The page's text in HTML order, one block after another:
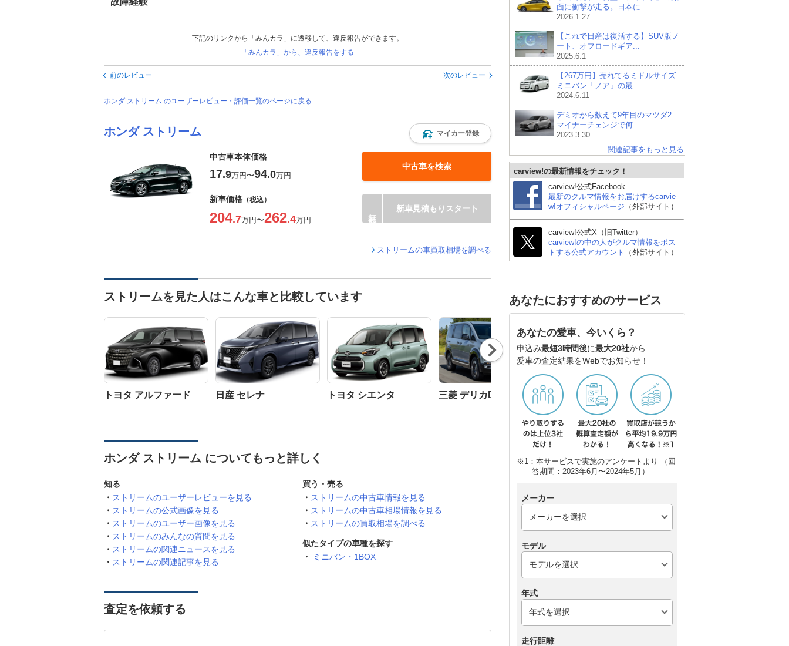
下記のリンクから「みんカラ」に遷移して、違反報告ができます。
「みんカラ」から、違反報告をする
前のレビュー 次のレビュー
ホンダ ストリーム のユーザーレビュー・評価一覧のページに戻る
ホンダ ストリーム マイカー登録
中古車本体価格
17.9万円〜94.0万円
中古車を検索
新車価格 （税込）
204.7万円〜262.4万円
新車見積もりスタート
ストリームの車買取相場を調べる
ストリームを見た人はこんな車と比較しています
トヨタ アルファード 日産 セレナ トヨタ シエンタ 三菱 デリカD:5 日産 エルグランド スズキ エブリイワゴン
Nex
t
ホンダ ストリーム についてもっと詳しく
知る
ストリームのユーザーレビューを見る
ストリームの公式画像を見る
ストリームのユーザー画像を見る
ストリームのみんなの質問を見る
ストリームの関連ニュースを見る
ストリームの関連記事を見る
買う・売る
ストリームの中古車情報を見る
ストリームの中古車相場情報を見る
ストリームの買取相場を調べる
似たタイプの車種を探す
ミニバン・1BOX
査定を依頼する
面に衝撃が走る。日本に...
2026.1.27
【これで日産は復活する】SUV版ノ
ート、オフロードギア...
2025.6.1
【267万円】売れてるミドルサイズ
ミニバン「ノア」の最...
2024.6.11
デミオから数えて9年目のマツダ2
マイナーチェンジで何...
2023.3.30
関連記事をもっと見る
carview!の最新情報をチェック！
carview!公式Facebook
最新のクルマ情報をお届けするcarvie
w!オフィシャルページ （外部サイト）
carview!公式X（旧Twitter）
carview!の中の人がクルマ情報をポス
トする公式アカウント
（外部サイト）
あなたにおすすめのサービス
あなたの愛車、今いくら？
申込み最短3時間後に最大20社から
愛車の査定結果をWebでお知らせ！
※1：本サービスで実施のアンケートより （回
答期間：2023年6月〜2024年5月）
メーカー
モデル
年式
走行距離